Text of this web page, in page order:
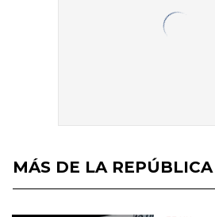
MÁS DE LA REPÚBLICA